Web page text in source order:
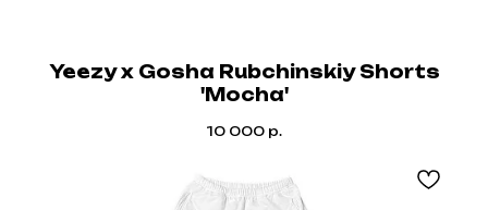
Yeezy x Gosha Rubchinskiy Shorts
'Mocha'
10 000 р.